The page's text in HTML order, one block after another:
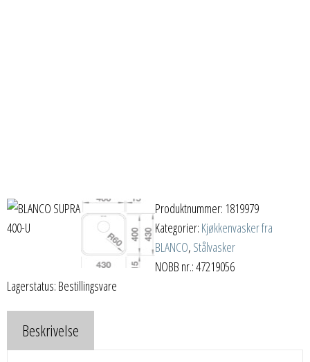
Produktnummer: 1819979
Kategorier: Kjøkkenvasker fra
BLANCO, Stålvasker
NOBB nr.: 47219056
Lagerstatus: Bestillingsvare
Beskrivelse